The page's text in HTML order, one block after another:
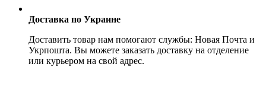
Доставка по Украине
Доставить товар нам помогают службы: Новая Почта и
Укрпошта. Вы можете заказать доставку на отделение
или курьером на свой адрес.